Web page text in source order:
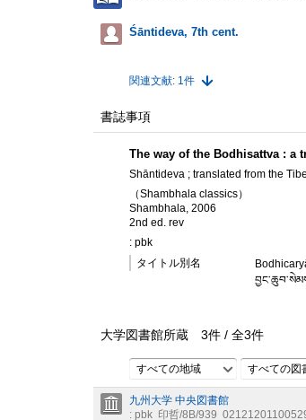
Śāntideva, 7th cent.
関連文献: 1件
書誌事項
The way of the Bodhisattva : a
Shāntideva ; translated from the
（Shambhala classics）
Shambhala, 2006
2nd ed. rev
: pbk
タイトル別名
大学図書館所蔵 3件 / 全3件
すべての地域 すべての図
九州大学 中央図書館
: pbk 印哲/8B/939